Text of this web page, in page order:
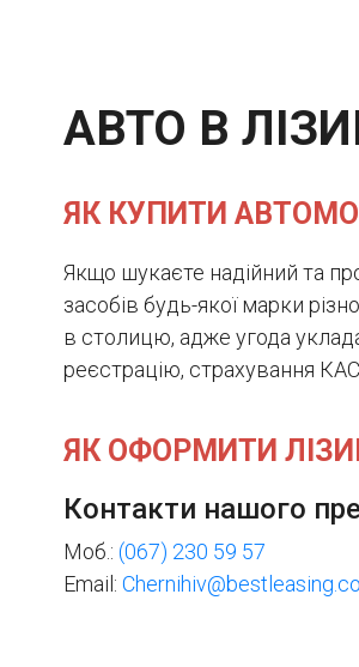
АВТО В
ЯК КУПИТИ
Якщо шукаєте надійний та
засобів будь-якої марки
в столицю, адже угода
реєстрацію, страхування
ЯК ОФОРМИТИ
Контакти нашого
Моб.: (067) 230 59 57
Email: